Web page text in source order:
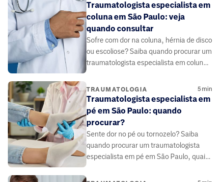
Traumatologista especialista em
coluna em São Paulo: veja
quando consultar
Sofre com dor na coluna, hérnia de disco
ou escoliose? Saiba quando procurar um
traumatologista especialista em coluna
TRAUMATOLOGIA 5min
Traumatologista especialista em
pé em São Paulo: quando
procurar?
Sente dor no pé ou tornozelo? Saiba
quando procurar um traumatologista
especialista em pé em São Paulo, quais